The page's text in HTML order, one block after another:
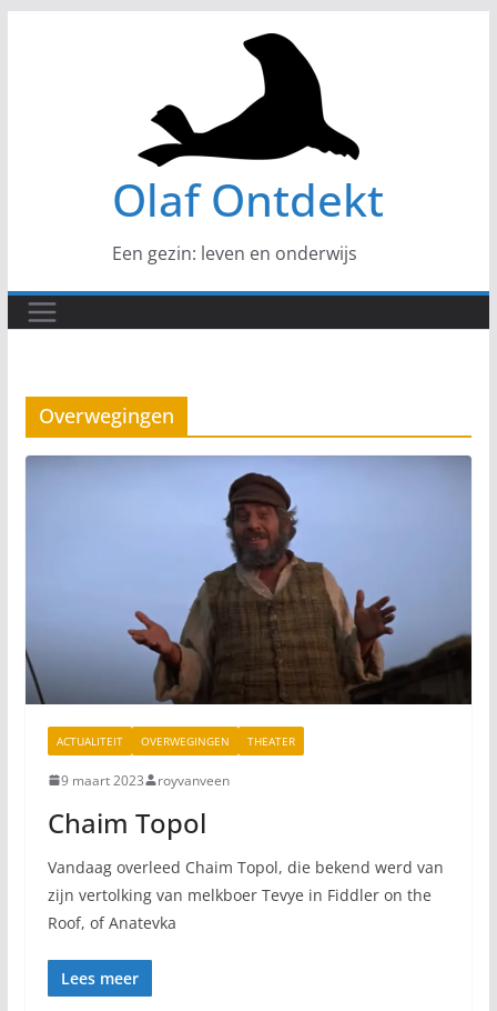
Olaf Ontdekt
Een gezin: leven en onderwijs
Overwegingen
ACTUALITEIT OVERWEGINGEN THEATER
9 maart 2023 royvanveen
Chaim Topol
Vandaag overleed Chaim Topol, die bekend werd van
zijn vertolking van melkboer Tevye in Fiddler on the
Roof, of Anatevka
Lees meer